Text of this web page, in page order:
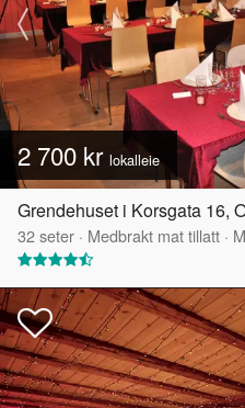
2 700 kr lokalleie
32seter · Medbrakt mat tillatt ·